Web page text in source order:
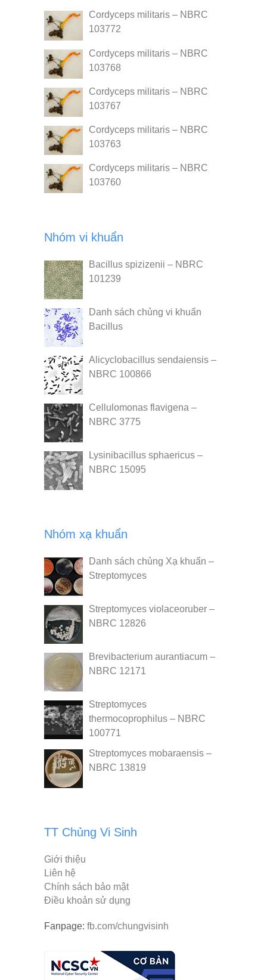
Cordyceps militaris – NBRC
103772
Cordyceps militaris – NBRC
103768
Cordyceps militaris – NBRC
103767
Cordyceps militaris – NBRC
103763
Cordyceps militaris – NBRC
103760
Nhóm vi khuẩn
Bacillus spizizenii – NBRC
101239
Danh sách chủng vi khuẩn
Bacillus
Alicyclobacillus sendaiensis –
NBRC 100866
Cellulomonas flavigena –
NBRC 3775
Lysinibacillus sphaericus –
NBRC 15095
Nhóm xạ khuẩn
Danh sách chủng Xạ khuẩn –
Streptomyces
Streptomyces violaceoruber –
NBRC 12826
Brevibacterium aurantiacum –
NBRC 12171
Streptomyces
thermocoprophilus – NBRC
100771
Streptomyces mobaraensis –
NBRC 13819
TT Chủng Vi Sinh
Giới thiệu
Liên hệ
Chính sách bảo mật
Điều khoản sử dụng
Fanpage: fb.com/chungvisinh